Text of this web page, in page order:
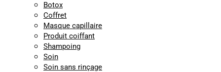
Botox
Coffret
Masque capillaire
Produit coiffant
Shampoing
Soin
Soin sans rinçage